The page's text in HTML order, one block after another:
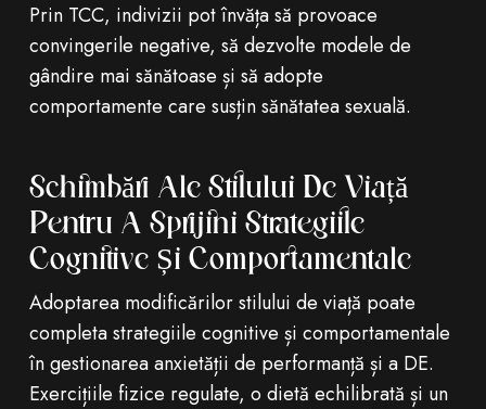
Prin TCC, indivizii pot învăța să provoace
convingerile negative, să dezvolte modele de
gândire mai sănătoase și să adopte
comportamente care susțin sănătatea sexuală.
Schimbări Ale Stilului De Viață
Pentru A Sprijini Strategiile
Cognitive Și Comportamentale
Adoptarea modificărilor stilului de viață poate
completa strategiile cognitive și comportamentale
în gestionarea anxietății de performanță și a DE.
Exercițiile fizice regulate, o dietă echilibrată și un